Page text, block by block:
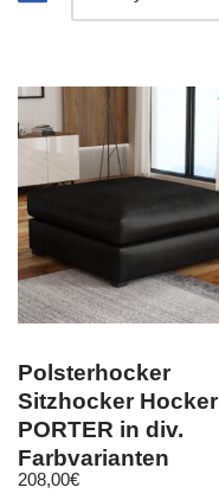
Polsterhocker
Sitzhocker Hocker
PORTER in div.
Farbvarianten
208,00€